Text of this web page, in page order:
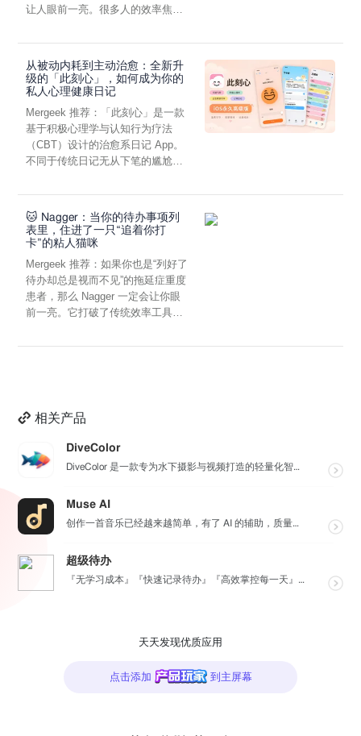
让人眼前一亮。很多人的效率焦
从被动内耗到主动治愈：全新升
级的「此刻心」，如何成为你的
私人心理健康日记
Mergeek 推荐：「此刻心」是一款
基于积极心理学与认知行为疗法
（CBT）设计的治愈系日记 App。
不同于传统日记无从下笔的尴尬，
🐱 Nagger：当你的待办事项列
表里，住进了一只“追着你打
卡”的粘人猫咪
Mergeek 推荐：如果你也是“列好了
待办却总是视而不见”的拖延症重度
患者，那么 Nagger 一定会让你眼
前一亮。它打破了传统效率工具冰
相关产品
DiveColor
DiveColor 是一款专为水下摄影与视频打造的轻量化智能色彩修复工具，APP支持批量编辑，无需联...
Muse AI
创作一首音乐已经越来越简单，有了 AI 的辅助，质量更加有保障，Muse AI 可以让一个零经验用户...
超级待办
『无学习成本』『快速记录待办』『高效掌控每一天』『桌面小组件交互』『自动数据同步备份』
天天发现优质应用
点击添加 到主屏幕